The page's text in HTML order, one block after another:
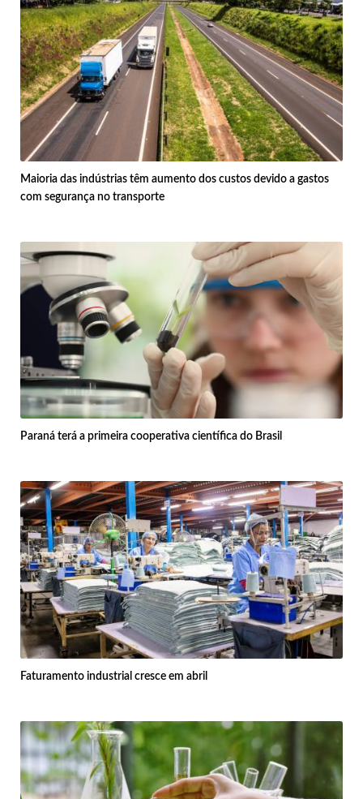
Maioria das indústrias têm aumento dos custos devido a gastos
com segurança no transporte
Paraná terá a primeira cooperativa científica do Brasil
Faturamento industrial cresce em abril